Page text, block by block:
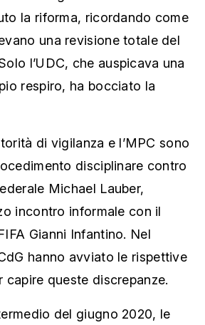
la riforma, ricordando come
una revisione totale del
l’UDC, che auspicava una
respiro, ha bocciato la
di vigilanza e l’MPC sono
disciplinare contro
Michael Lauber,
incontro informale con il
Gianni Infantino. Nel
hanno avviato le rispettive
capire queste discrepanze.
del giugno 2020, le